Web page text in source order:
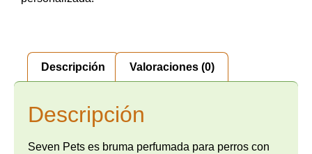
Descripción Valoraciones (0)
Descripción
Seven Pets es bruma perfumada para perros con